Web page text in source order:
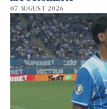
07 AUGUST 2026